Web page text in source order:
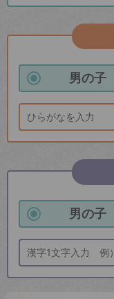
男の子
男の子